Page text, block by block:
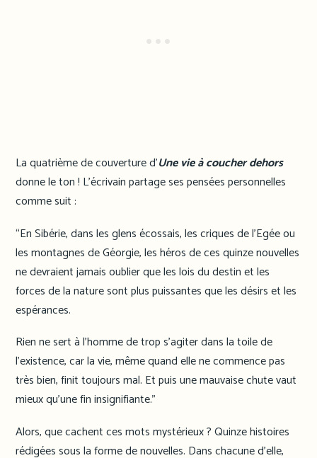
La quatrième de couverture d’Une vie à coucher dehors
donne le ton ! L’écrivain partage ses pensées personnelles
comme suit :
“En Sibérie, dans les glens écossais, les criques de l’Egée ou
les montagnes de Géorgie, les héros de ces quinze nouvelles
ne devraient jamais oublier que les lois du destin et les
forces de la nature sont plus puissantes que les désirs et les
espérances.
Rien ne sert à l’homme de trop s’agiter dans la toile de
l’existence, car la vie, même quand elle ne commence pas
très bien, finit toujours mal. Et puis une mauvaise chute vaut
mieux qu’une fin insignifiante.”
Alors, que cachent ces mots mystérieux ? Quinze histoires
rédigées sous la forme de nouvelles. Dans chacune d’elle,